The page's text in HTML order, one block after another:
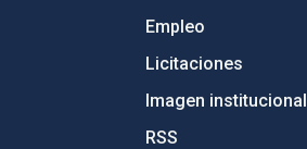
Empleo
Licitaciones
Imagen institucional
RSS